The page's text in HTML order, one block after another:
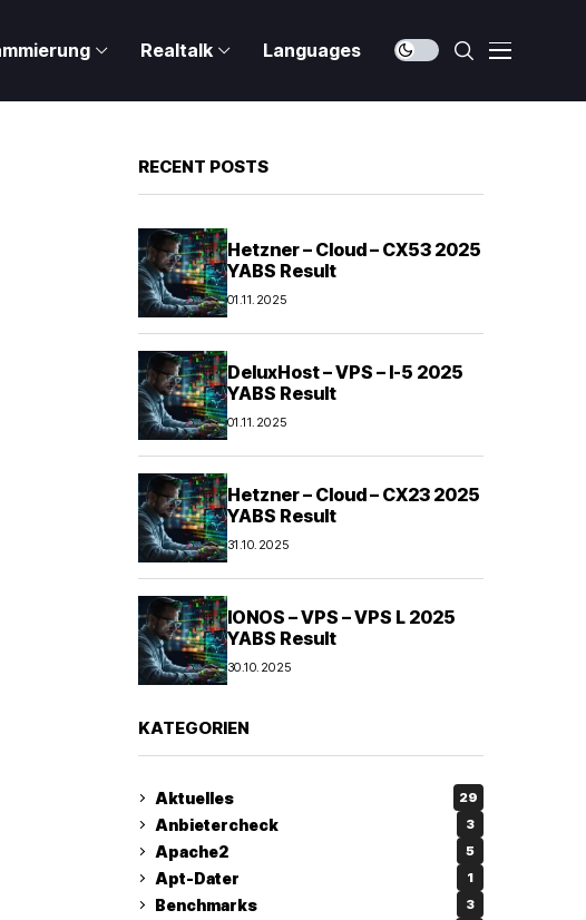
Realtalk Languages
RECENT POSTS
Hetzner – Cloud – CX53 2025
YABS Result
01.11.2025
DeluxHost – VPS – I-5 2025
YABS Result
01.11.2025
Hetzner – Cloud – CX23 2025
YABS Result
31.10.2025
IONOS – VPS – VPS L 2025
YABS Result
30.10.2025
KATEGORIEN
Aktuelles 29
Anbietercheck 3
Apache2 5
Apt-Dater 1
Benchmarks 3